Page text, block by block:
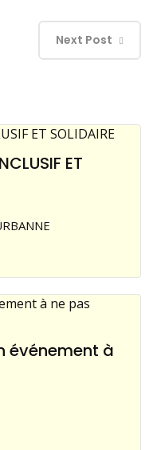
Next Post
ET
événement à